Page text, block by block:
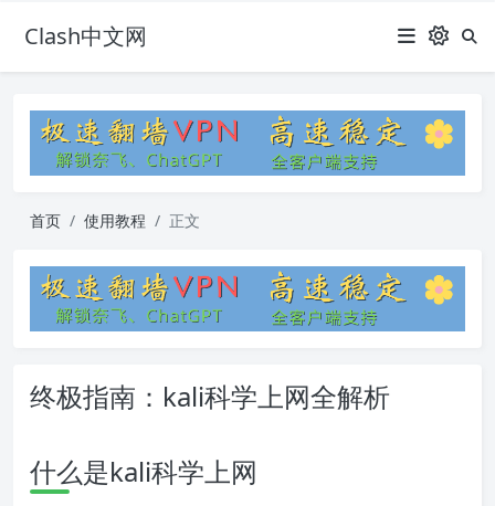
Clash中文网
首页 使用教程 正文
终极指南：kali科学上网全解析
什么是kali科学上网